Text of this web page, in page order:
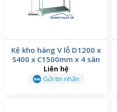
Kệ kho hàng V lỗ D1200 x
S400 x C1500mm x 4 sàn
Liên hệ
Gửi tin nhắn